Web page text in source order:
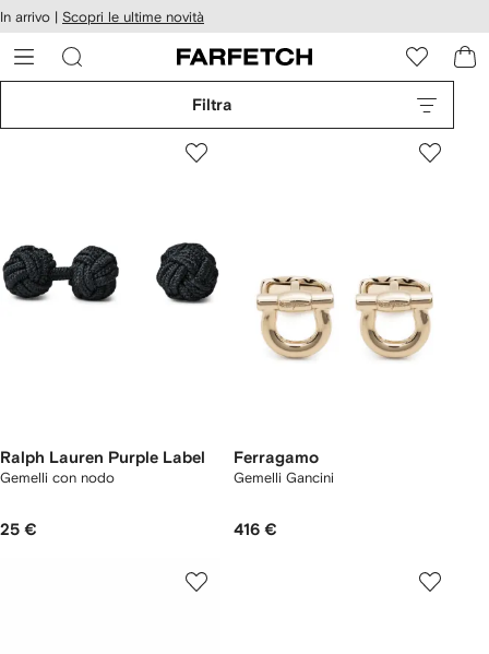
ai
In arrivo | Scopri le ultime novità
Filtra
Ralph Lauren Purple Label
Gemelli con nodo
25 €
Ferragamo
Gemelli Gancini
416 €